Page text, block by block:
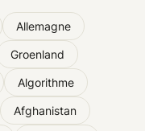
Allemagne
Groenland
Algorithme
Afghanistan